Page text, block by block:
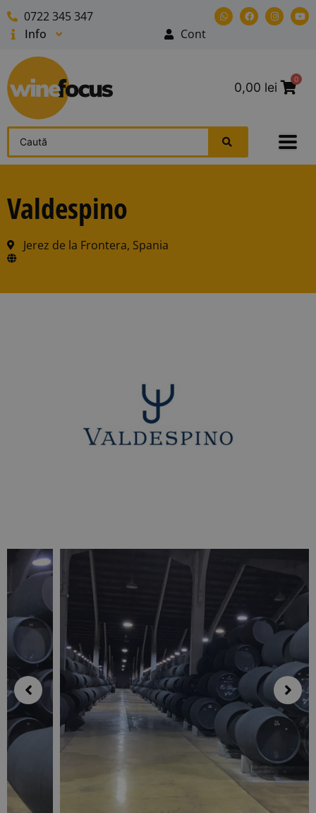
0722 345 347
Info
Cont
0,00 lei
0
Valdespino
Jerez de la Frontera, Spania